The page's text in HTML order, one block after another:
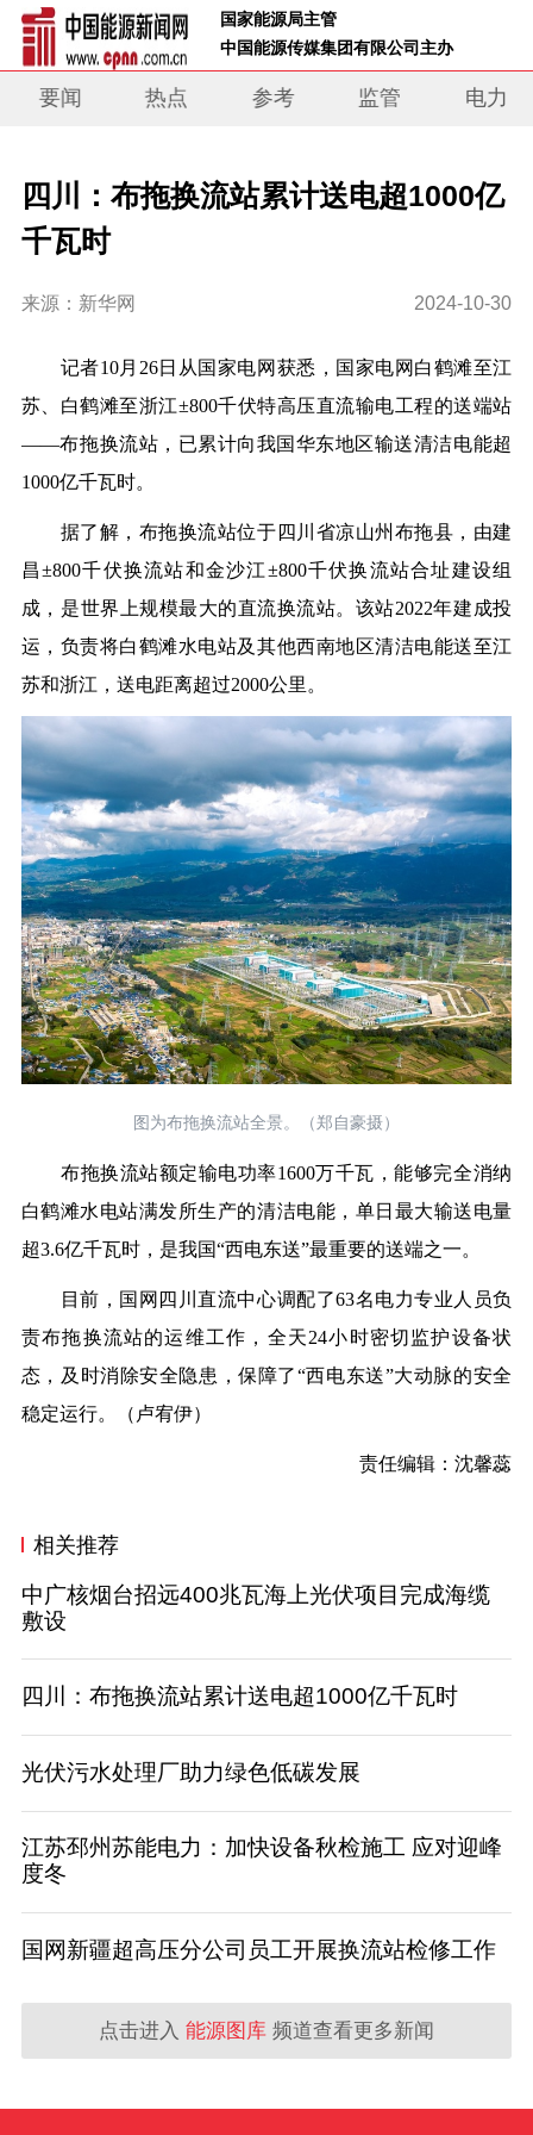
国家能源局主管
中国能源传媒集团有限公司主办
要闻 热点 参考 监管 电力
四川：布拖换流站累计送电超1000亿
千瓦时
来源：新华网 2024-10-30
记者10月26日从国家电网获悉，国家电网白鹤滩至江
苏、白鹤滩至浙江±800千伏特高压直流输电工程的送端站
——布拖换流站，已累计向我国华东地区输送清洁电能超
1000亿千瓦时。
据了解，布拖换流站位于四川省凉山州布拖县，由建
昌±800千伏换流站和金沙江±800千伏换流站合址建设组
成，是世界上规模最大的直流换流站。该站2022年建成投
运，负责将白鹤滩水电站及其他西南地区清洁电能送至江
苏和浙江，送电距离超过2000公里。
图为布拖换流站全景。（郑自豪摄）
布拖换流站额定输电功率1600万千瓦，能够完全消纳
白鹤滩水电站满发所生产的清洁电能，单日最大输送电量
超3.6亿千瓦时，是我国“西电东送”最重要的送端之一。
目前，国网四川直流中心调配了63名电力专业人员负
责布拖换流站的运维工作，全天24小时密切监护设备状
态，及时消除安全隐患，保障了“西电东送”大动脉的安全
稳定运行。（卢宥伊）
责任编辑：沈馨蕊
相关推荐
中广核烟台招远400兆瓦海上光伏项目完成海缆
敷设
四川：布拖换流站累计送电超1000亿千瓦时
光伏污水处理厂助力绿色低碳发展
江苏邳州苏能电力：加快设备秋检施工 应对迎峰
度冬
国网新疆超高压分公司员工开展换流站检修工作
点击进入 能源图库 频道查看更多新闻